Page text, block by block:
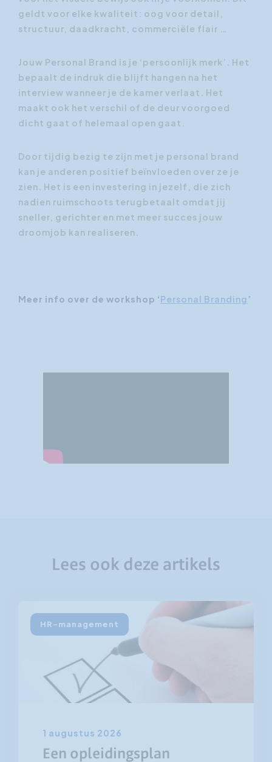
geldt voor elke kwaliteit: oog voor detail,
structuur, daadkracht, commerciële flair …
Jouw Personal Brand is je ‘persoonlijk merk’. Het
bepaalt de indruk die blijft hangen na het
interview wanneer je de kamer verlaat. Het
maakt ook het verschil of de deur voorgoed
dicht gaat of helemaal open gaat.
Door tijdig bezig te zijn met je personal brand
kan je anderen positief beïnvloeden over ze je
zien. Het is een investering in jezelf, die zich
nadien ruimschoots terugbetaalt omdat jij
sneller, gerichter en met meer succes jouw
droomjob kan realiseren.
Meer info over de workshop ‘Personal Branding ’
Lees ook deze artikels
HR-management
1 augustus 2026
Een opleidingsplan